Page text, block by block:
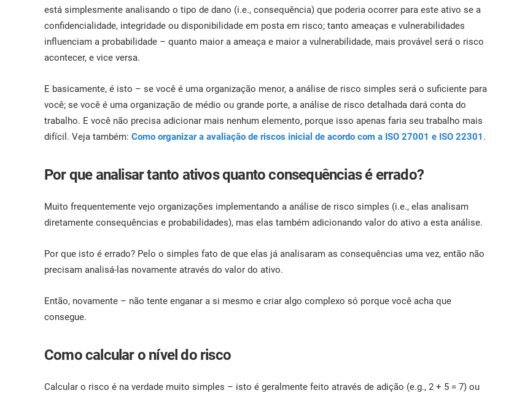
está simplesmente analisando o tipo de dano (i.e., consequência) que poderia ocorrer para este ativo se a
confidencialidade, integridade ou disponibilidade em posta em risco; tanto ameaças e vulnerabilidades
influenciam a probabilidade – quanto maior a ameaça e maior a vulnerabilidade, mais provável será o risco
acontecer, e vice versa.
E basicamente, é isto – se você é uma organização menor, a análise de risco simples será o suficiente para
você; se você é uma organização de médio ou grande porte, a análise de risco detalhada dará conta do
trabalho. E você não precisa adicionar mais nenhum elemento, porque isso apenas faria seu trabalho mais
difícil. Veja também: Como organizar a avaliação de riscos inicial de acordo com a ISO 27001 e ISO 22301 .
Por que analisar tanto ativos quanto consequências é errado?
Muito frequentemente vejo organizações implementando a análise de risco simples (i.e., elas analisam
diretamente consequências e probabilidades), mas elas também adicionando valor do ativo a esta análise.
Por que isto é errado? Pelo o simples fato de que elas já analisaram as consequências uma vez, então não
precisam analisá-las novamente através do valor do ativo.
Então, novamente – não tente enganar a si mesmo e criar algo complexo só porque você acha que
consegue.
Como calcular o nível do risco
Calcular o risco é na verdade muito simples – isto é geralmente feito através de adição (e.g., 2 + 5 = 7) ou